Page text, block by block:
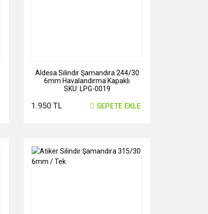
Aldesa Silindir Şamandıra 244/30
6mm Havalandırma Kapaklı
SKU: LPG-0019
1.950 TL SEPETE EKLE